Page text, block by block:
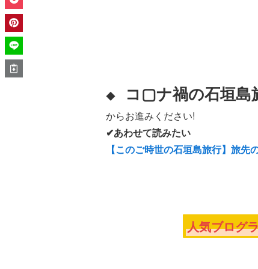
◆ コ▢ナ禍の石垣島
からお進みください!
✔あわせて読みたい
【このご時世の石垣島旅行】旅
人気ブログ